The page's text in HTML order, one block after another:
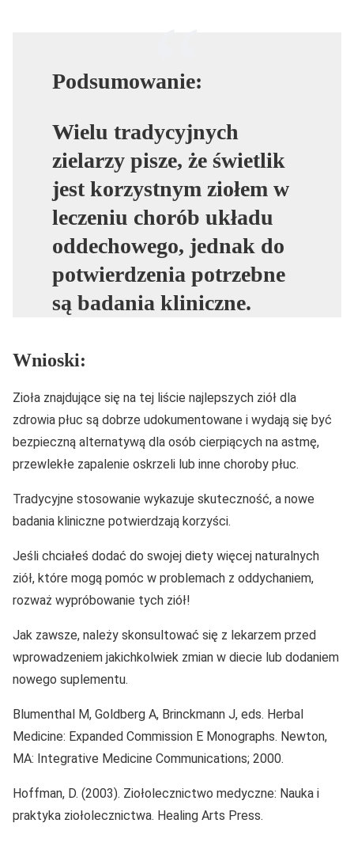
Podsumowanie:
Wielu tradycyjnych
zielarzy pisze, że świetlik
jest korzystnym ziołem w
leczeniu chorób układu
oddechowego, jednak do
potwierdzenia potrzebne
są badania kliniczne.
Wnioski:
Zioła znajdujące się na tej liście najlepszych ziół dla
zdrowia płuc są dobrze udokumentowane i wydają się być
bezpieczną alternatywą dla osób cierpiących na astmę,
przewlekłe zapalenie oskrzeli lub inne choroby płuc.
Tradycyjne stosowanie wykazuje skuteczność, a nowe
badania kliniczne potwierdzają korzyści.
Jeśli chciałeś dodać do swojej diety więcej naturalnych
ziół, które mogą pomóc w problemach z oddychaniem,
rozważ wypróbowanie tych ziół!
Jak zawsze, należy skonsultować się z lekarzem przed
wprowadzeniem jakichkolwiek zmian w diecie lub dodaniem
nowego suplementu.
Blumenthal M, Goldberg A, Brinckmann J, eds. Herbal
Medicine: Expanded Commission E Monographs. Newton,
MA: Integrative Medicine Communications; 2000.
Hoffman, D. (2003). Ziołolecznictwo medyczne: Nauka i
praktyka ziołolecznictwa. Healing Arts Press.